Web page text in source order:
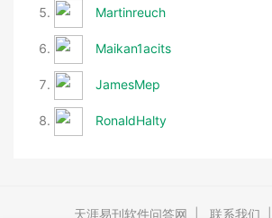
Martinreuch
Maikan1acits
JamesMep
RonaldHalty
天涯易刊软件问答网 联系我们